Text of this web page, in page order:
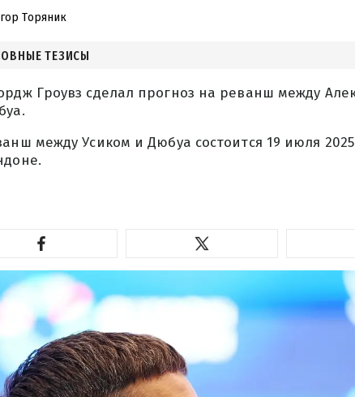
Торяник
ТЕЗИСЫ
Гроувз сделал прогноз на реванш между
между Усиком и Дюбуа состоится 19 июля